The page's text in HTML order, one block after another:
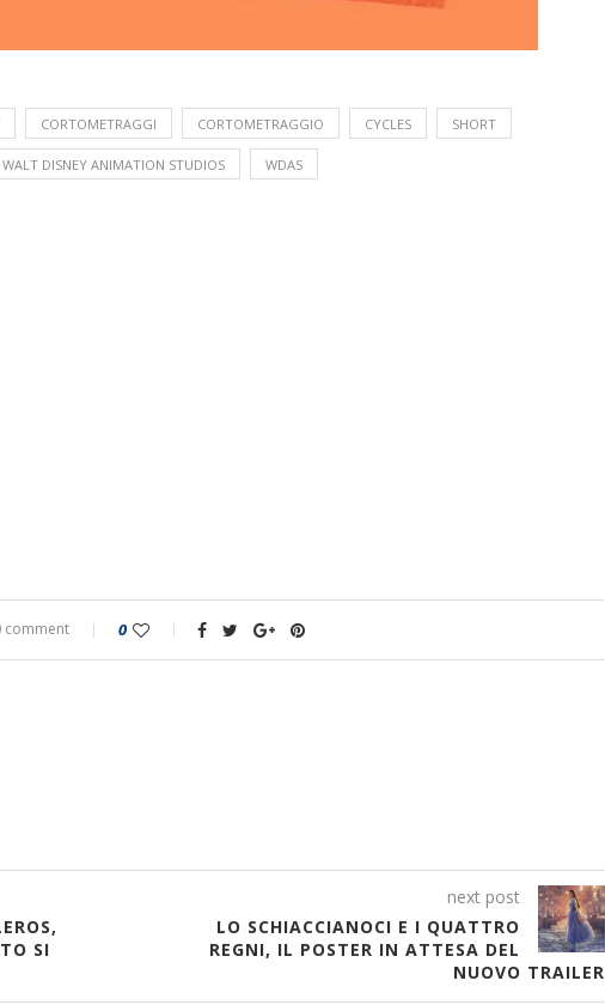
CORTOMETRAGGI CORTOMETRAGGIO CYCLES SHORT
WALT DISNEY ANIMATION STUDIOS WDAS
comment 0
SI
next post
LO SCHIACCIANOCI E I QUATTRO
REGNI, IL POSTER IN ATTESA DEL
NUOVO TRAILER